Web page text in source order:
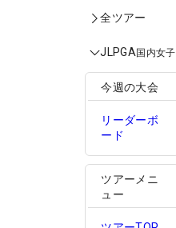
全ツアー
JLPGA国内女子
今週の大会
リーダーボ
ード
ツアーメニ
ュー